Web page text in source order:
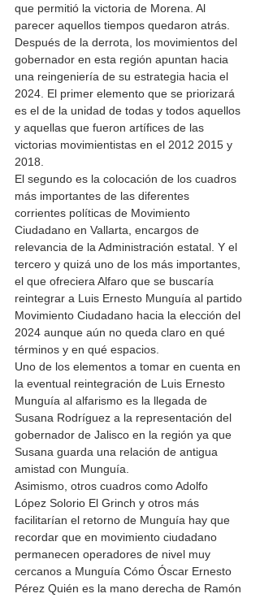
que permitió la victoria de Morena. Al
parecer aquellos tiempos quedaron atrás.
Después de la derrota, los movimientos del
gobernador en esta región apuntan hacia
una reingeniería de su estrategia hacia el
2024. El primer elemento que se priorizará
es el de la unidad de todas y todos aquellos
y aquellas que fueron artífices de las
victorias movimientistas en el 2012 2015 y
2018.
El segundo es la colocación de los cuadros
más importantes de las diferentes
corrientes políticas de Movimiento
Ciudadano en Vallarta, encargos de
relevancia de la Administración estatal. Y el
tercero y quizá uno de los más importantes,
el que ofreciera Alfaro que se buscaría
reintegrar a Luis Ernesto Munguía al partido
Movimiento Ciudadano hacia la elección del
2024 aunque aún no queda claro en qué
términos y en qué espacios.
Uno de los elementos a tomar en cuenta en
la eventual reintegración de Luis Ernesto
Munguía al alfarismo es la llegada de
Susana Rodríguez a la representación del
gobernador de Jalisco en la región ya que
Susana guarda una relación de antigua
amistad con Munguía.
Asimismo, otros cuadros como Adolfo
López Solorio El Grinch y otros más
facilitarían el retorno de Munguía hay que
recordar que en movimiento ciudadano
permanecen operadores de nivel muy
cercanos a Munguía Cómo Óscar Ernesto
Pérez Quién es la mano derecha de Ramón